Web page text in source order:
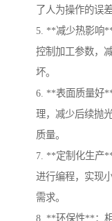
了人为操作的误
5. **减少热影响
控制加工参数，
坏。
6. **表面质量好
理，减少后续抛
质量。
7. **定制化生产
进行编程，实现
需求。
8. **环保性**：